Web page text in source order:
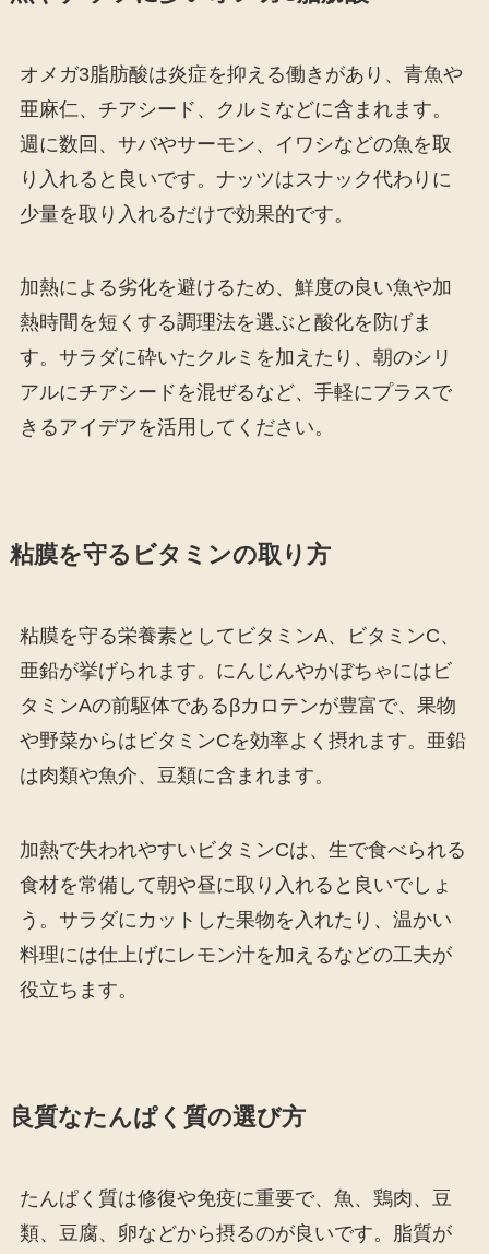
オメガ3脂肪酸は炎症を抑える働きがあり、青魚や
亜麻仁、チアシード、クルミなどに含まれます。
週に数回、サバやサーモン、イワシなどの魚を取
り入れると良いです。ナッツはスナック代わりに
少量を取り入れるだけで効果的です。
加熱による劣化を避けるため、鮮度の良い魚や加
熱時間を短くする調理法を選ぶと酸化を防げま
す。サラダに砕いたクルミを加えたり、朝のシリ
アルにチアシードを混ぜるなど、手軽にプラスで
きるアイデアを活用してください。
粘膜を守るビタミンの取り方
粘膜を守る栄養素としてビタミンA、ビタミンC、
亜鉛が挙げられます。にんじんやかぼちゃにはビ
タミンAの前駆体であるβカロテンが豊富で、果物
や野菜からはビタミンCを効率よく摂れます。亜鉛
は肉類や魚介、豆類に含まれます。
加熱で失われやすいビタミンCは、生で食べられる
食材を常備して朝や昼に取り入れると良いでしょ
う。サラダにカットした果物を入れたり、温かい
料理には仕上げにレモン汁を加えるなどの工夫が
役立ちます。
良質なたんぱく質の選び方
たんぱく質は修復や免疫に重要で、魚、鶏肉、豆
類、豆腐、卵などから摂るのが良いです。脂質が